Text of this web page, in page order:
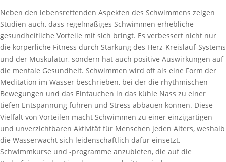
Neben den lebensrettenden Aspekten des Schwimmens zeigen
Studien auch, dass regelmäßiges Schwimmen erhebliche
gesundheitliche Vorteile mit sich bringt. Es verbessert nicht nur
die körperliche Fitness durch Stärkung des Herz-Kreislauf-Systems
und der Muskulatur, sondern hat auch positive Auswirkungen auf
die mentale Gesundheit. Schwimmen wird oft als eine Form der
Meditation im Wasser beschrieben, bei der die rhythmischen
Bewegungen und das Eintauchen in das kühle Nass zu einer
tiefen Entspannung führen und Stress abbauen können. Diese
Vielfalt von Vorteilen macht Schwimmen zu einer einzigartigen
und unverzichtbaren Aktivität für Menschen jeden Alters, weshalb
die Wasserwacht sich leidenschaftlich dafür einsetzt,
Schwimmkurse und -programme anzubieten, die auf die